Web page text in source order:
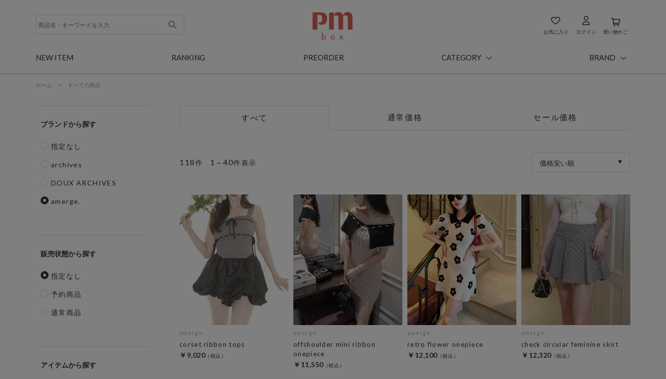
お気に入り ログイン 買い物かご
NEW ITEM RANKING PREORDER CATEGORY BRAND
ホーム > すべての商品
ブランド
指定なし
archives
DOUX ARCHIVES
amerge.
販売状態
指定なし
予約商品
通常商品
アイテム
すべて 通常価格 セール価格
118件 1 ～40件表示 価格安い順
amerge.
corset ribbon tops
￥9,020
amerge.
offshoulder mini ribbon
onepiece
￥11,550
amerge.
retro flower onepiece
￥12,100
amerge.
check circular feminine skirt
￥12,320